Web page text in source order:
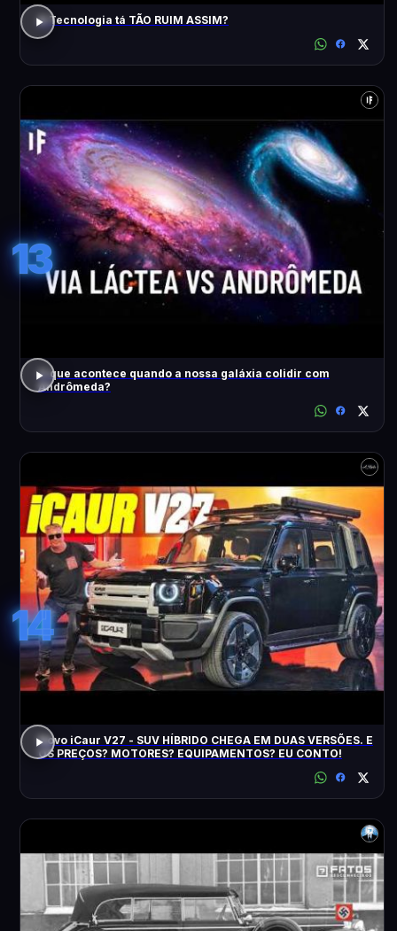
A Tecnologia tá TÃO RUIM ASSIM?
13
O que acontece quando a nossa galáxia colidir com
Andrômeda?
14
Novo iCaur V27 - SUV HÍBRIDO CHEGA EM DUAS VERSÕES. E
OS PREÇOS? MOTORES? EQUIPAMENTOS? EU CONTO!